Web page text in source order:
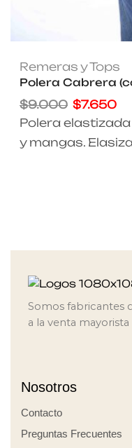
Remeras y Tops
Polera Cabrera
$9.000 $7.650
Polera
y mangas.
Somos fabricantes
a la venta mayorista
Nosotros
Contacto
Preguntas Frecuentes